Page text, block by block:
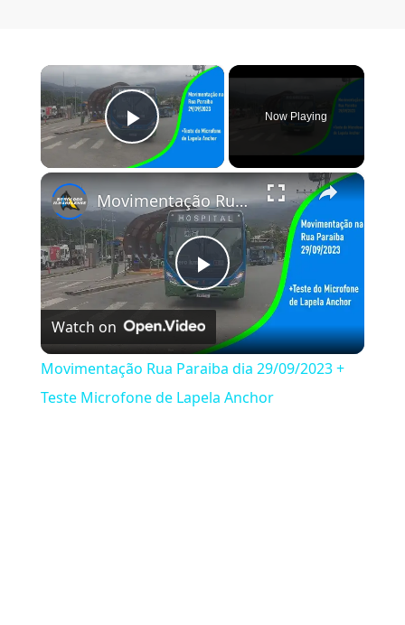
×
Play Video
Now Playing
×
Play Video
Movimentação Rua Paraiba dia 29/09/2023 + Teste Microfone de Lapela Anchor
Watch on
Movimentação Rua Paraiba dia 29/09/2023 +
Teste Microfone de Lapela Anchor